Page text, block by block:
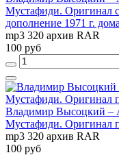
Мустафиди. Оригинал
дополнение 1971 г.
mp3 320 архив RAR
100 руб
Владимир Высоцкий –
Мустафиди. Оригинал
mp3 320 архив RAR
100 руб